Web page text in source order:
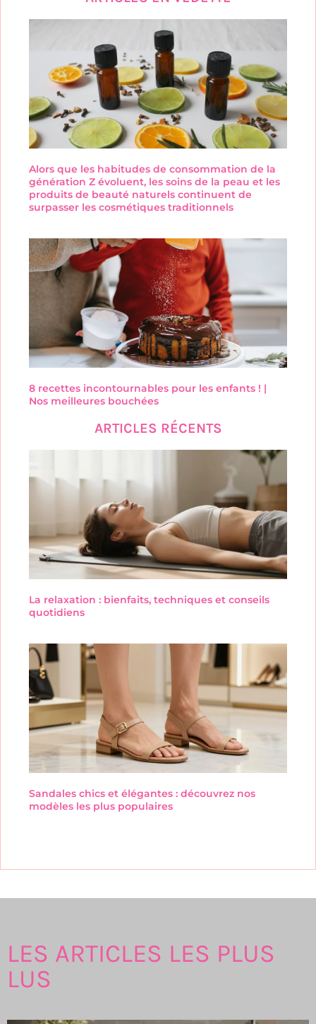
Alors que les habitudes de consommation de la
génération Z évoluent, les soins de la peau et les
produits de beauté naturels continuent de
surpasser les cosmétiques traditionnels
8 recettes incontournables pour les enfants ! |
Nos meilleures bouchées
ARTICLES RÉCENTS
La relaxation : bienfaits, techniques et conseils
quotidiens
Sandales chics et élégantes : découvrez nos
modèles les plus populaires
LES ARTICLES LES PLUS
LUS